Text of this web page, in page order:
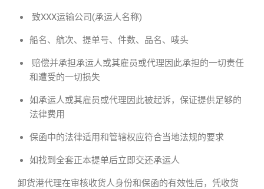
致XXX运输公司(承运人名称)
船名、航次、提单号、件数、品名、唛头
赔偿并承担承运人或其雇员或代理因此承担的一切责任
和遭受的一切损失
如承运人或其雇员或代理因此被起诉，保证提供足够的
法律费用
保函中的法律适用和管辖权应符合当地法规的要求
如找到全套正本提单后立即交还承运人
卸货港代理在审核收货人身份和保函的有效性后，凭收货